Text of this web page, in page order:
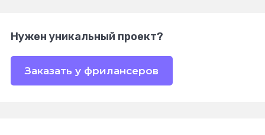
Нужен уникальный проект?
Заказать у фрилансеров